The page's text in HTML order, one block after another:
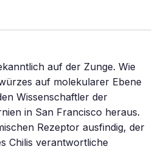
auf der Zunge. Wie
auf molekularer Ebene
Wissenschaftler der
in San Francisco heraus.
Rezeptor ausfindig, der
Chilis verantwortliche